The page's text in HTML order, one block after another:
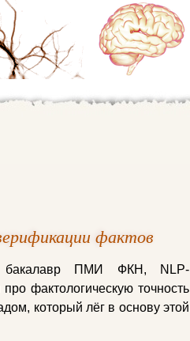
фактов
бакалавр ПМИ ФКН, NLP-
фактологическую точность
который лёг в основу этой